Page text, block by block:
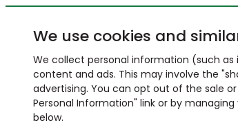
We use cookies and
We collect personal information (such
content and ads. This may involve the
advertising. You can opt out of the sale
Personal Information" link or by
below.